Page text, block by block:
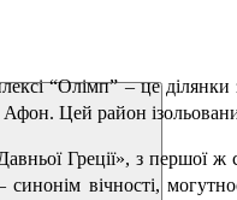
“Олімп” – це
Цей район
Греції», з першої ж
вічності,